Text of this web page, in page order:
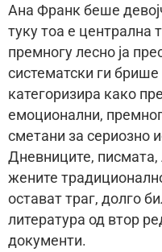
Ана Франк беше
туку тоа е централна
премногу лесно ја
систематски ги
категоризира како
емоционални,
сметани за сериозно
Дневниците,
жените
остават траг, долго
литература од втор
документи.